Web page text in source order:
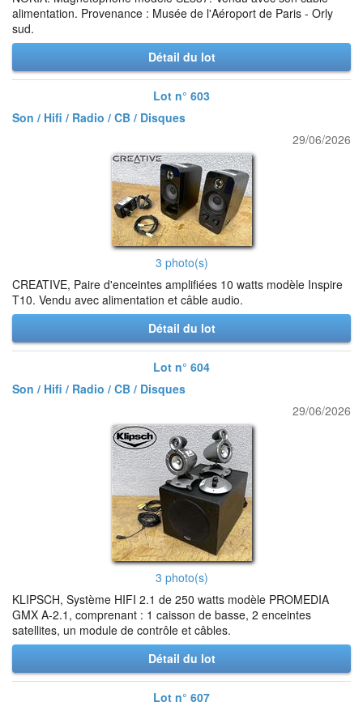
alimentation. Provenance : Musée de l'Aéroport de Paris - Orly
sud.
Détail du lot
Lot n° 603
Son / Hifi / Radio / CB / Disques
29/06/2026
3 photo(s)
CREATIVE, Paire d'enceintes amplifiées 10 watts modèle Inspire
T10. Vendu avec alimentation et câble audio.
Détail du lot
Lot n° 604
Son / Hifi / Radio / CB / Disques
29/06/2026
3 photo(s)
KLIPSCH, Système HIFI 2.1 de 250 watts modèle PROMEDIA
GMX A-2.1, comprenant : 1 caisson de basse, 2 enceintes
satellites, un module de contrôle et câbles.
Détail du lot
Lot n° 607